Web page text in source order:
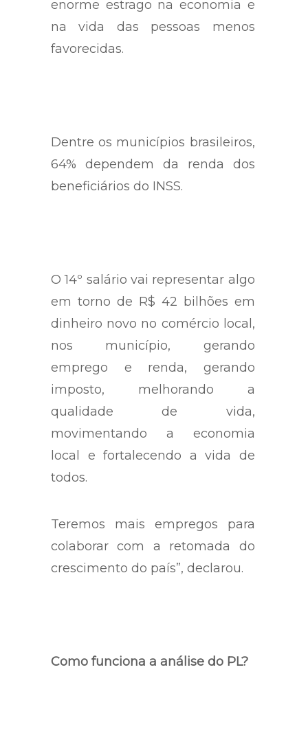
“A pandemia está fazendo um
enorme estrago na economia e
na vida das pessoas menos
Dentre os municípios brasileiros,
64% dependem da renda dos
O 14º salário vai representar algo
em torno de R$ 42 bilhões em
dinheiro novo no comércio local,
nos município, gerando
emprego e renda, gerando
imposto, melhorando a
qualidade de vida,
movimentando a economia
local e fortalecendo a vida de
Teremos mais empregos para
colaborar com a retomada do